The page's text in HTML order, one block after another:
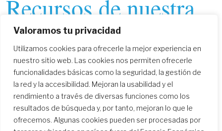
Valoramos tu privacidad
Utilizamos cookies para ofrecerle la mejor experiencia en
nuestro sitio web. Las cookies nos permiten ofrecerle
funcionalidades básicas como la seguridad, la gestión de
la red y la accesibilidad. Mejoran la usabilidad y el
rendimiento a través de diversas funciones como los
resultados de búsqueda y, por tanto, mejoran lo que le
ofrecemos. Algunas cookies pueden ser procesadas por
Recursos de nuestra
espiritualidad
disponibles en la red
(online)